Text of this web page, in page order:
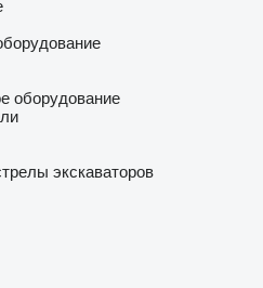
оборудование
экскаваторов